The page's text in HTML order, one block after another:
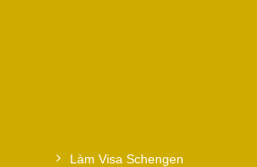
Làm Visa Schengen